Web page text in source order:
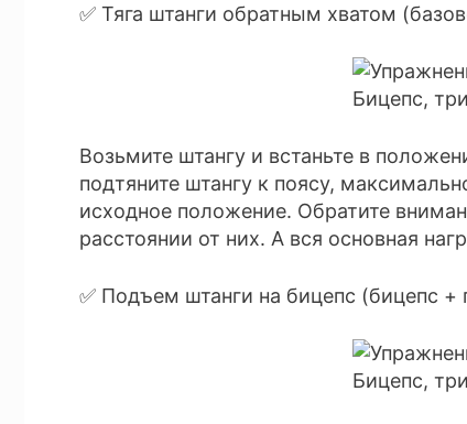
✅ Тяга штанги обратным хватом
Возьмите штангу и встаньте в
подтяните штангу к поясу,
исходное положение. Обратите
расстоянии от них. А вся основная
✅ Подъем штанги на бицепс (бицепс +